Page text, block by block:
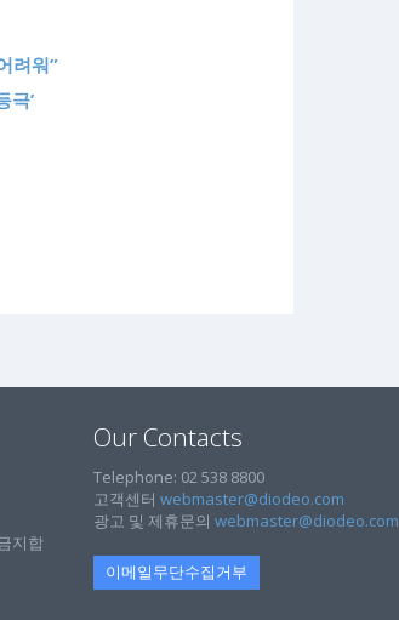
려워”
극’
지합
Our Contacts
Telephone: 02 538 8800
고객센터 webmaster@diodeo.com
광고 및 제휴문의 webmaster@diodeo.com
이메일무단수집거부